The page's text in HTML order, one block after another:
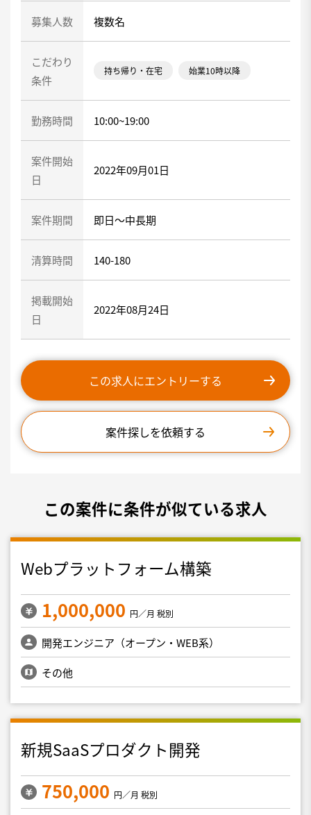
募集人数 複数名
こだわり
条件
持ち帰り・在宅 始業10時以降
勤務時間 10:00~19:00
案件開始
日
2022年09月01日
案件期間 即日～中長期
清算時間 140-180
掲載開始
日
2022年08月24日
この求人にエントリーする
案件探しを依頼する
この案件に条件が似ている求人
Webプラットフォーム構築
1,000,000 円／月 税別
開発エンジニア（オープン・WEB系）
その他
新規SaaSプロダクト開発
750,000 円／月 税別